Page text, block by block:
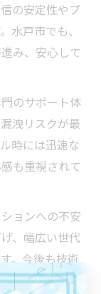
の安定性やプ
水戸市でも、
み、安心して
のサポート体
洩リスクが最
時には迅速な
も重視されて
ョンへの不安
、幅広い世代
。今後も技術
スが期待され